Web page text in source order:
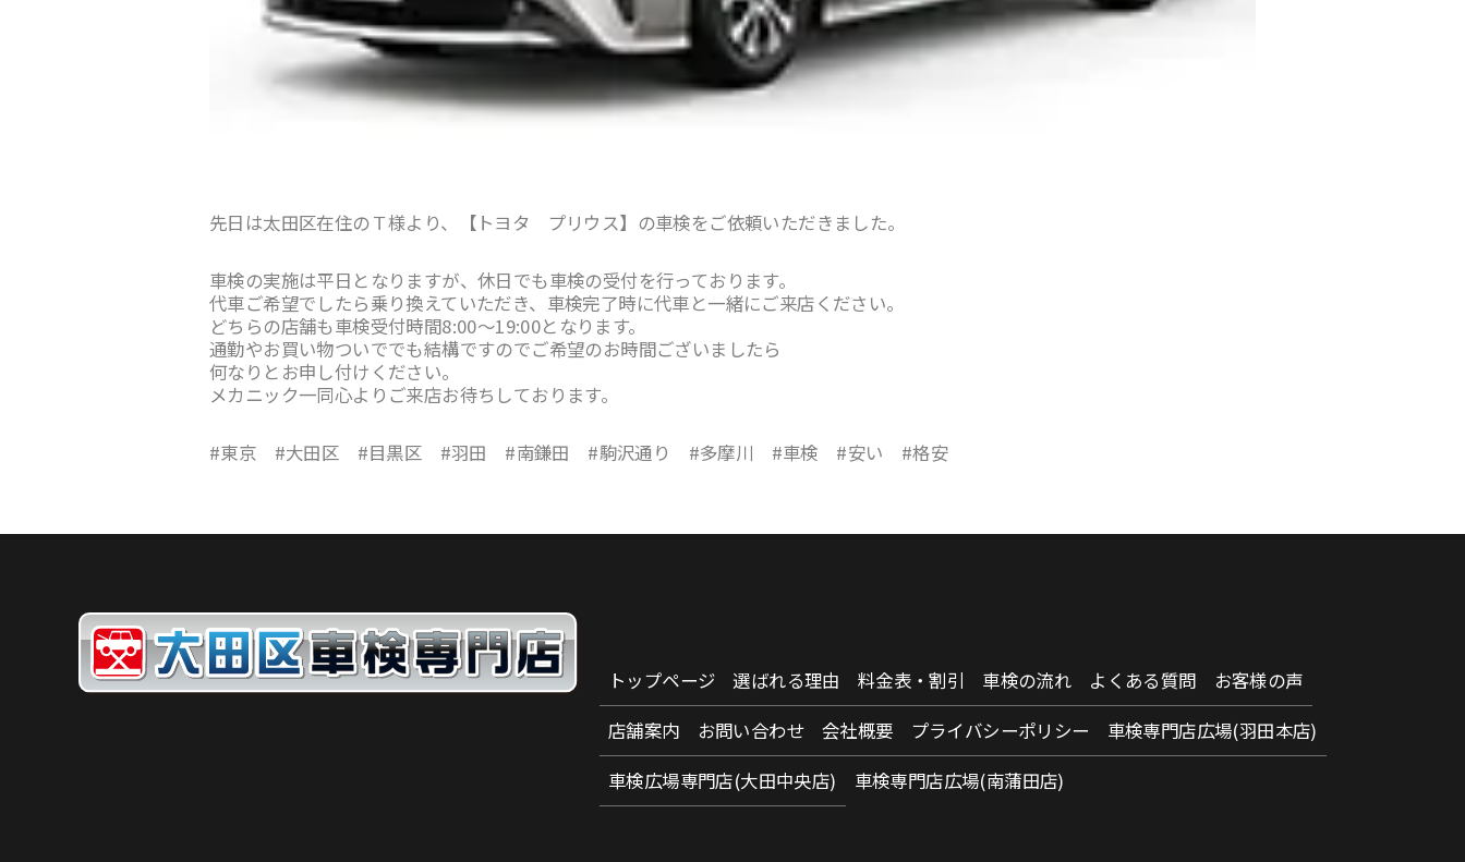
先日は太田区在住のＴ様より、【トヨタ プリウス】の車検をご依頼いただきました。
車検の実施は平日となりますが、休日でも車検の受付を行っております。
代車ご希望でしたら乗り換えていただき、車検完了時に代車と一緒にご来店ください。
どちらの店舗も車検受付時間8:00～19:00となります。
通勤やお買い物ついででも結構ですのでご希望のお時間ございましたら
何なりとお申し付けください。
メカニック一同心よりご来店お待ちしております。
#東京 #大田区 #目黒区 #羽田 #南鎌田 #駒沢通り #多摩川 #車検 #安い #格安
トップページ 選ばれる理由 料金表・割引 車検の流れ よくある質問
お客様の声
店舗案内
お問い合わせ 会社概要 プライバシーポリシー
車検専門店広場(羽田本店)
車検広場専門店(大田中央店)
車検専門店広場(南蒲田店)